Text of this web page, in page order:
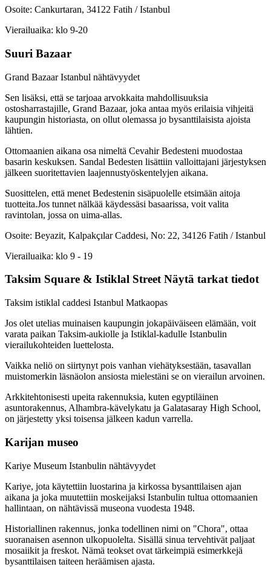
Osoite: Cankurtaran, 34122 Fatih / Istanbul
Vierailuaika: klo 9-20
Suuri Bazaar
Grand Bazaar Istanbul nähtävyydet
Sen lisäksi, että se tarjoaa arvokkaita mahdollisuuksia
ostosharrastajille, Grand Bazaar, joka antaa myös erilaisia vihjeitä
kaupungin historiasta, on ollut olemassa jo bysanttilaisista ajoista
lähtien.
Ottomaanien aikana osa nimeltä Cevahir Bedesteni muodostaa
basarin keskuksen. Sandal Bedesten lisättiin valloittajani järjestyksen
jälkeen suoritettavien laajennustyöskentelyjen aikana.
Suosittelen, että menet Bedestenin sisäpuolelle etsimään aitoja
tuotteita.Jos tunnet nälkää käydessäsi basaarissa, voit valita
ravintolan, jossa on uima-allas.
Osoite: Beyazit, Kalpakçılar Caddesi, No: 22, 34126 Fatih / Istanbul
Vierailuaika: klo 9 - 19
Taksim Square & Istiklal Street Näytä tarkat tiedot
Taksim istiklal caddesi Istanbul Matkaopas
Jos olet utelias muinaisen kaupungin jokapäiväiseen elämään, voit
varata paikan Taksim-aukiolle ja Istiklal-kadulle Istanbulin
vierailukohteiden luettelosta.
Vaikka neliö on siirtynyt pois vanhan viehätyksestään, tasavallan
muistomerkin läsnäolon ansiosta mielestäni se on vierailun arvoinen.
Arkkitehtonisesti upeita rakennuksia, kuten egyptiläinen
asuntorakennus, Alhambra-kävelykatu ja Galatasaray High School,
on järjestetty yksi toisensa jälkeen kadun varrella.
Karijan museo
Kariye Museum Istanbulin nähtävyydet
Kariye, jota käytettiin luostarina ja kirkossa bysanttilaisen ajan
aikana ja joka muutettiin moskeijaksi Istanbulin tultua ottomaanien
hallintaan, on nähtävissä museona vuodesta 1948.
Historiallinen rakennus, jonka todellinen nimi on "Chora", ottaa
suoranaisen asennon ulkopuolelta. Sisällä sinua tervehtivät paljaat
mosaiikit ja freskot. Nämä teokset ovat tärkeimpiä esimerkkejä
bysanttilaisen taiteen heräämisen ajasta.